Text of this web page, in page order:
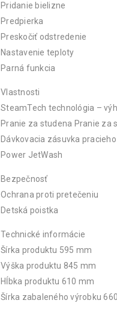
Pridanie bielizne
Predpierka
Preskočiť odstredenie
Nastavenie teploty
Parná funkcia
Vlastnosti
SteamTech technológia –
Pranie za studena Pranie
Dávkovacia zásuvka
Power JetWash
Bezpečnosť
Ochrana proti pretečeniu
Detská poistka
Technické informácie
Šírka produktu 595 mm
Výška produktu 845 mm
Hĺbka produktu 610 mm
Šírka zabaleného výrobku